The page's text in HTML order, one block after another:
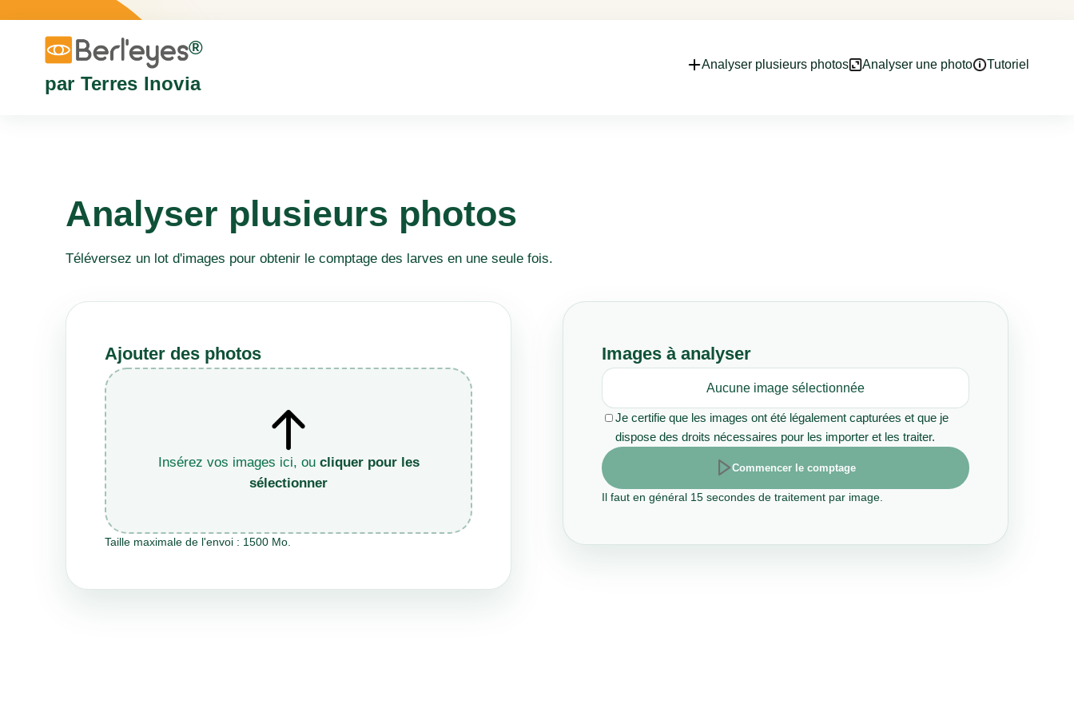
®
par Terres Inovia
Analyser plusieurs photos Analyser une photo Tutoriel
Analyser plusieurs photos
Téléversez un lot d'images pour obtenir le comptage des larves en une seule fois.
Ajouter des photos
Insérez vos images ici, ou cliquer pour les
sélectionner
Taille maximale de l'envoi : 1500 Mo.
Images à analyser
Aucune image sélectionnée
Je certifie que les images ont été légalement capturées et que je
dispose des droits nécessaires pour les importer et les traiter.
Commencer le comptage
Il faut en général 15 secondes de traitement par image.